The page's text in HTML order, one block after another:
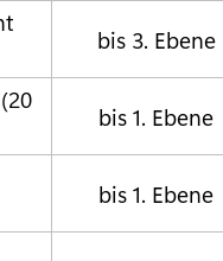
bis 3. Ebene
bis 1. Ebene
bis 1. Ebene